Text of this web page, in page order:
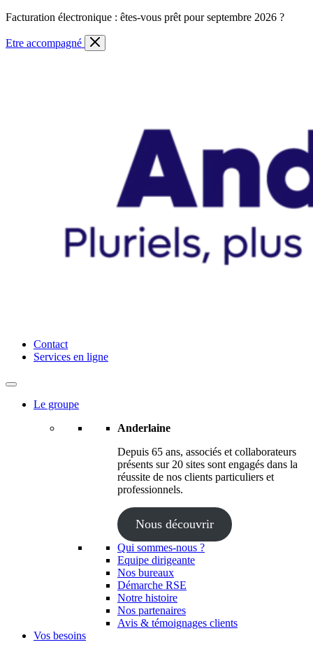
Skip
content
Facturation électronique : êtes-vous prêt pour septembre 2026 ?
Etre accompagné
Anderlaine | Conseil – Expert comptable – Avocat – Audit
Contact
Services en ligne
Le groupe
Anderlaine
Depuis 65 ans, associés et collaborateurs
présents sur 20 sites sont engagés dans la
réussite de nos clients particuliers et
professionnels.
Nous découvrir
Qui sommes-nous ?
Equipe dirigeante
Nos bureaux
Démarche RSE
Notre histoire
Nos partenaires
Avis & témoignages clients
Vos besoins